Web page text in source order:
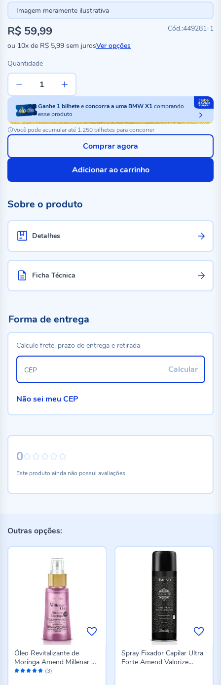
Imagem meramente ilustrativa
449281-1
R$ 59,99
ou 10x de R$ 5,99 sem jurosVer opções
Quantidade
Ganhe 1bilheteeconcorra a uma BMW X1comprando
esse produto
Você pode acumular até 1.250 bilhetes para concorrer
Adicionar ao carrinho
Comprar agora
Sobre o produto
Detalhes
Ficha Técnica
0
Este produto ainda não possui avaliações
Forma de entrega
Calcule frete, prazo de entrega e retirada
Calcular
CEP
Não sei meu CEP
Outras opções:
Avaliação: (3)
Óleo Revitalizante de
Moringa Amend Millenar Oil
60Ml
Spray Fixador Capilar Ultra
Forte Amend Valorize